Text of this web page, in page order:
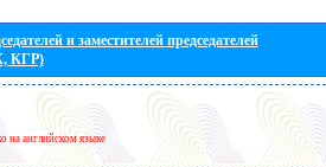
и заместителей председателей
КГР)
на английском языке